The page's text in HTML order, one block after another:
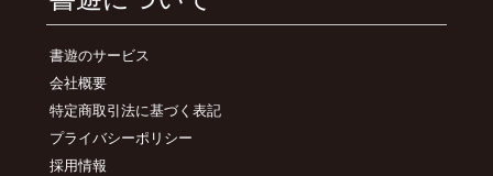
書遊のサービス
会社概要
特定商取引法に基づく表記
プライバシーポリシー
採用情報